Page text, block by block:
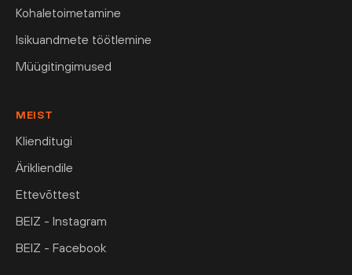
Kohaletoimetamine
Isikuandmete töötlemine
Müügitingimused
MEIST
Klienditugi
Ärikliendile
Ettevõttest
BEIZ - Instagram
BEIZ - Facebook